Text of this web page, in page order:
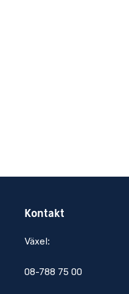
Kontakt
Växel:
08-788 75 00